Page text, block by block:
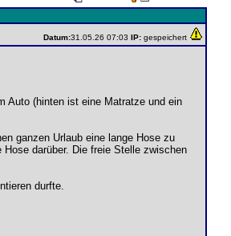
Datum:31.05.26 07:03 IP: gespeichert
Auto (hinten ist eine Matratze und ein
ganzen Urlaub eine lange Hose zu
darüber. Die freie Stelle zwischen
durfte.